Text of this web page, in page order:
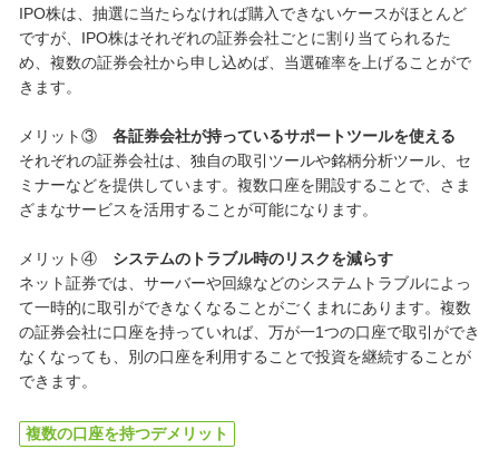
IPO株は、抽選に当たらなければ購入できないケースがほとんど
ですが、IPO株はそれぞれの証券会社ごとに割り当てられるた
め、複数の証券会社から申し込めば、当選確率を上げることがで
きます。
メリット③ 各証券会社が持っているサポートツールを使える
それぞれの証券会社は、独自の取引ツールや銘柄分析ツール、セ
ミナーなどを提供しています。複数口座を開設することで、さま
ざまなサービスを活用することが可能になります。
メリット④ システムのトラブル時のリスクを減らす
ネット証券では、サーバーや回線などのシステムトラブルによっ
て一時的に取引ができなくなることがごくまれにあります。複数
の証券会社に口座を持っていれば、万が一1つの口座で取引ができ
なくなっても、別の口座を利用することで投資を継続することが
できます。
複数の口座を持つデメリット